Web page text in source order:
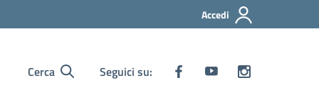
Accedi
Cerca Seguici su: